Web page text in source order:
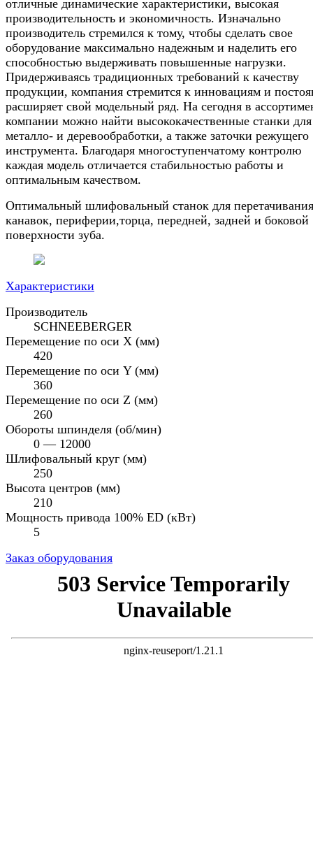
отличные динамические характеристики, высокая
производительность и экономичность. Изначально
производитель стремился к тому, чтобы сделать свое
оборудование максимально надежным и наделить его
способностью выдерживать повышенные нагрузки.
Придерживаясь традиционных требований к качеству
продукции, компания стремится к инновациям и
расширяет свой модельный ряд. На сегодня в
компании можно найти высококачественные станки для
металло- и деревообработки, а также заточки режущего
инструмента. Благодаря многоступенчатому контролю
каждая модель отличается стабильностью работы и
оптимальным качеством.
Оптимальный шлифовальный станок для перетачивания
канавок, периферии,торца, передней, задней и боковой
поверхности зуба.
Характеристики
Производитель
SCHNEEBERGER
Перемещение по оси X (мм)
420
Перемещение по оси Y (мм)
360
Перемещение по оси Z (мм)
260
Обороты шпинделя (об/мин)
0 — 12000
Шлифовальный круг (мм)
250
Высота центров (мм)
210
Мощность привода 100% ED (кВт)
5
Заказ оборудования